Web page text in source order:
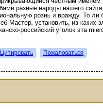
разные народы нашего
рознь и вражду. То
Мастер, установить, из каких
российский уголок эта
Цитировать Пожаловаться